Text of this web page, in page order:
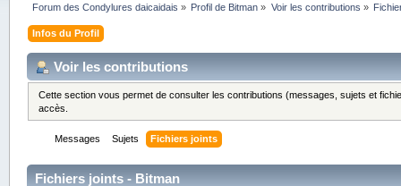
Forum des Condylures daicaidais » Profil de Bitman » Voir les contributions »
Infos du Profil
Voir les contributions
Cette section vous permet de consulter les contributions (messages, sujets et
accès.
Messages Sujets Fichiers joints
Fichiers joints - Bitman